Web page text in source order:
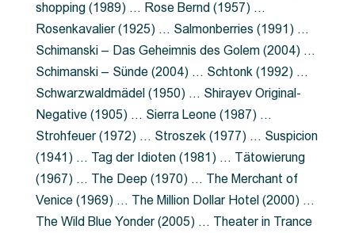
shopping (1989) … Rose Bernd (1957) …
Rosenkavalier (1925) … Salmonberries (1991) …
Schimanski – Das Geheimnis des Golem (2004) …
Schimanski – Sünde (2004) … Schtonk (1992) …
Schwarzwaldmädel (1950) … Shirayev Original-
Negative (1905) … Sierra Leone (1987) …
Strohfeuer (1972) … Stroszek (1977) … Suspicion
(1941) … Tag der Idioten (1981) … Tätowierung
(1967) … The Deep (1970) … The Merchant of
Venice (1969) … The Million Dollar Hotel (2000) …
The Wild Blue Yonder (2005) … Theater in Trance